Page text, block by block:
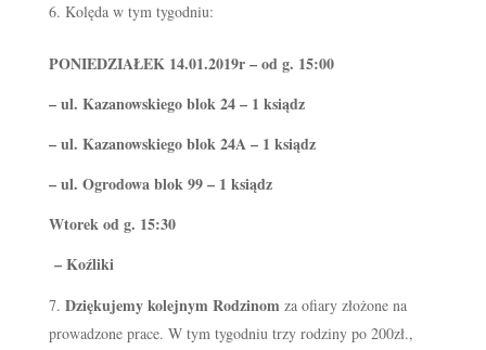
Kolęda w tym tygodniu:
PONIEDZIAŁEK 14.01.2019r – od g. 15:00
– ul. Kazanowskiego blok 24 – 1 ksiądz
– ul. Kazanowskiego blok 24A – 1 ksiądz
– ul. Ogrodowa blok 99 – 1 ksiądz
Wtorek od g. 15:30
– Koźliki
Dziękujemy kolejnym Rodzinomza ofiary złożone na
prowadzone prace. W tym tygodniu trzy rodziny po 200zł.,